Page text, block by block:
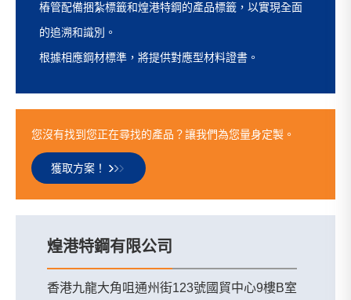
樁管配備捆紮標籤和煌港特鋼的產品標籤，以實現全面
的追溯和識別。
根據相應鋼材標準，將提供對應型材料證書。
您沒有找到您正在尋找的產品？讓我們為您量身定製。
獲取方案！
煌港特鋼有限公司
香港九龍大角咀通州街123號國貿中心9樓B室